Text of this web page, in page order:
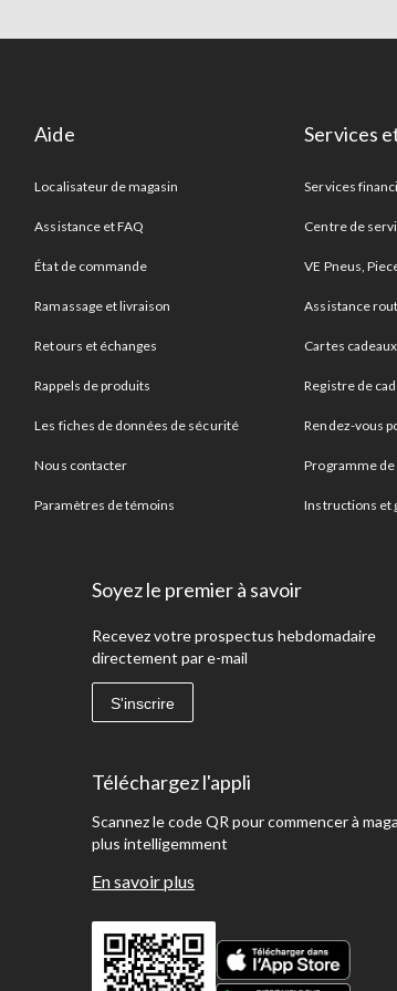
Aide
Localisateur de magasin
Assistance et FAQ
État de commande
Ramassage et livraison
Retours et échanges
Rappels de produits
Les fiches de données de sécurité
Nous contacter
Paramètres de témoins
Services
Services
Centre de
VE Pneus,
Assistance
Cartes cadeaux
Registre de
Rendez-vous
Programme
Instructions et
Soyez le premier à savoir
Recevez votre prospectus hebdomadaire
directement par e-mail
S'inscrire
Téléchargez l'appli
Scannez le code QR pour commencer à
plus intelligemment
En savoir plus